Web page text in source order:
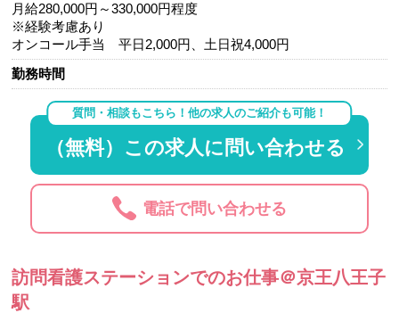
月給280,000円～330,000円程度
※経験考慮あり
オンコール手当 平日2,000円、土日祝4,000円
勤務時間
質問・相談もこちら！他の求人のご紹介も可能！
（無料）この求人に問い合わせる
電話で問い合わせる
訪問看護ステーションでのお仕事＠京王八王子
駅